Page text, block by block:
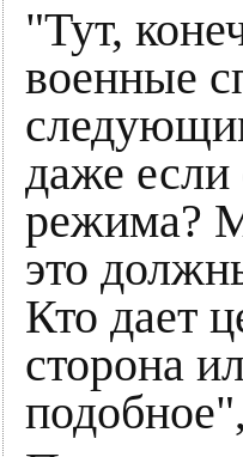
"Тут,
военные
даже если
режима?
это
Кто дает
сторона